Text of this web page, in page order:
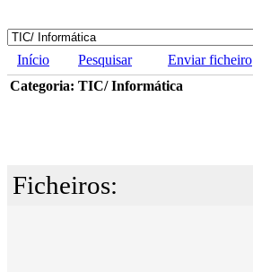
Início Pesquisar Enviar ficheiro
Categoria: TIC/ Informática
Ficheiros: